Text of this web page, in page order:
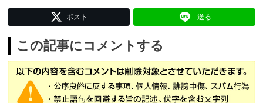
ポスト 送る
この記事にコメントする